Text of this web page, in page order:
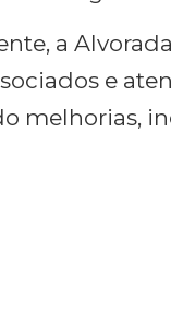
a
e
melhorias,